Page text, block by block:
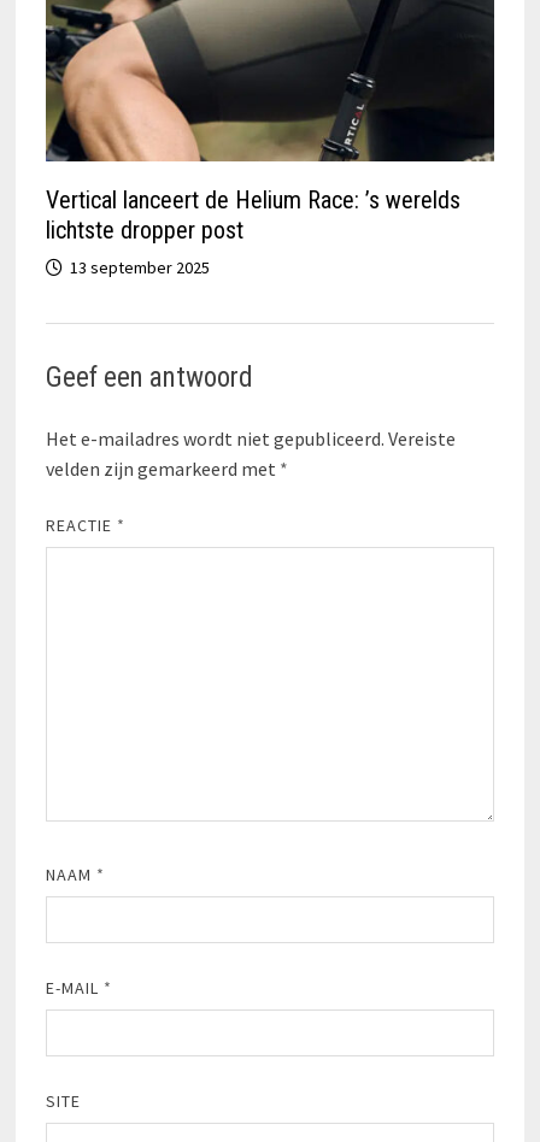
Vertical lanceert de Helium Race: ’s werelds
lichtste dropper post
13 september 2025
Geef een antwoord
Het e-mailadres wordt niet gepubliceerd. Vereiste
velden zijn gemarkeerd met *
REACTIE *
NAAM *
E-MAIL *
SITE